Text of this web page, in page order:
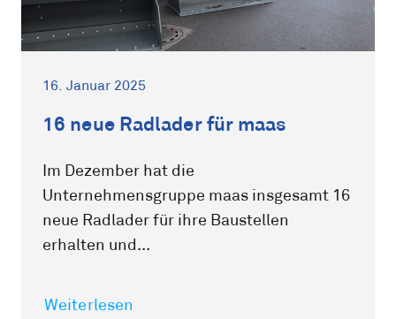
16. Januar 2025
16 neue Radlader für maas
Im Dezember hat die
Unternehmensgruppe maas insgesamt 16
neue Radlader für ihre Baustellen
erhalten und...
Weiterlesen